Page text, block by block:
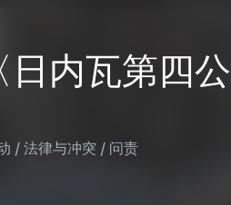
内瓦第四公
/ 法律与冲突 / 问责